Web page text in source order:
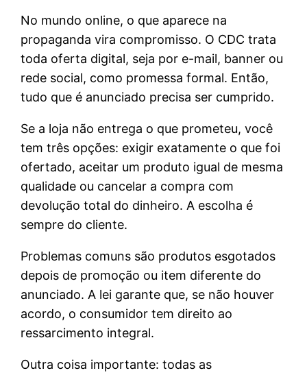
No mundo online, o que aparece na
propaganda vira compromisso. O CDC trata
toda oferta digital, seja por e-mail, banner ou
rede social, como promessa formal. Então,
tudo que é anunciado precisa ser cumprido.
Se a loja não entrega o que prometeu, você
tem três opções: exigir exatamente o que foi
ofertado, aceitar um produto igual de mesma
qualidade ou cancelar a compra com
devolução total do dinheiro. A escolha é
sempre do cliente.
Problemas comuns são produtos esgotados
depois de promoção ou item diferente do
anunciado. A lei garante que, se não houver
acordo, o consumidor tem direito ao
ressarcimento integral.
Outra coisa importante: todas as